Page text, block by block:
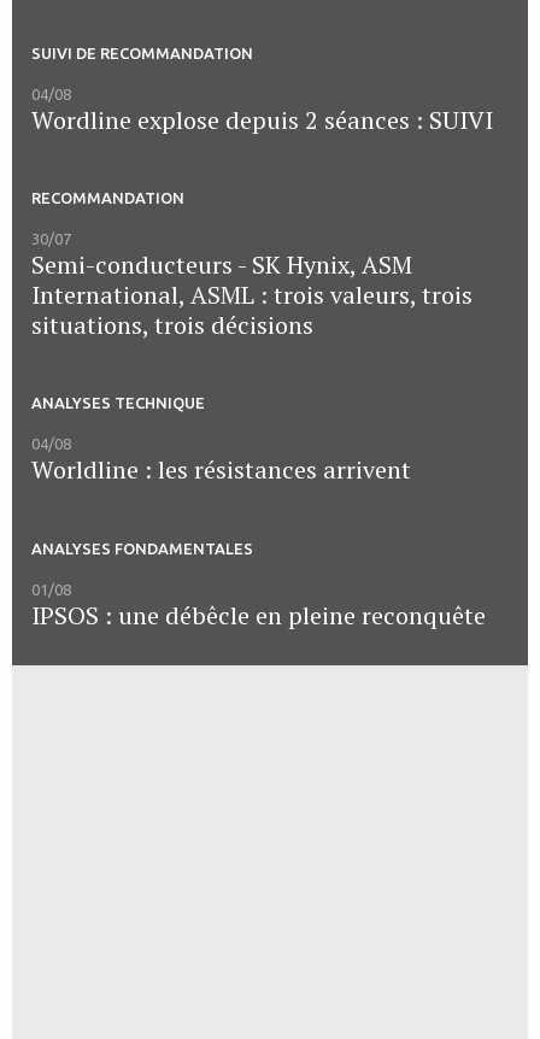
SUIVI DE RECOMMANDATION
04/08
Wordline explose depuis 2 séances : SUIVI
RECOMMANDATION
30/07
Semi-conducteurs - SK Hynix, ASM
International, ASML : trois valeurs, trois
situations, trois décisions
ANALYSES TECHNIQUE
04/08
Worldline : les résistances arrivent
ANALYSES FONDAMENTALES
01/08
IPSOS : une débêcle en pleine reconquête